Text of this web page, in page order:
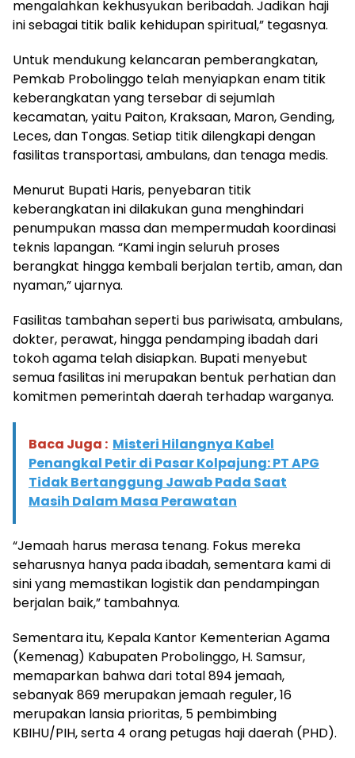
mengalahkan kekhusyukan beribadah. Jadikan haji
ini sebagai titik balik kehidupan spiritual,” tegasnya.
Untuk mendukung kelancaran pemberangkatan,
Pemkab Probolinggo telah menyiapkan enam titik
keberangkatan yang tersebar di sejumlah
kecamatan, yaitu Paiton, Kraksaan, Maron, Gending,
Leces, dan Tongas. Setiap titik dilengkapi dengan
fasilitas transportasi, ambulans, dan tenaga medis.
Menurut Bupati Haris, penyebaran titik
keberangkatan ini dilakukan guna menghindari
penumpukan massa dan mempermudah koordinasi
teknis lapangan. “Kami ingin seluruh proses
berangkat hingga kembali berjalan tertib, aman, dan
nyaman,” ujarnya.
Fasilitas tambahan seperti bus pariwisata, ambulans,
dokter, perawat, hingga pendamping ibadah dari
tokoh agama telah disiapkan. Bupati menyebut
semua fasilitas ini merupakan bentuk perhatian dan
komitmen pemerintah daerah terhadap warganya.
Baca Juga : Misteri Hilangnya Kabel
Penangkal Petir di Pasar Kolpajung: PT APG
Tidak Bertanggung Jawab Pada Saat
Masih Dalam Masa Perawatan
“Jemaah harus merasa tenang. Fokus mereka
seharusnya hanya pada ibadah, sementara kami di
sini yang memastikan logistik dan pendampingan
berjalan baik,” tambahnya.
Sementara itu, Kepala Kantor Kementerian Agama
(Kemenag) Kabupaten Probolinggo, H. Samsur,
memaparkan bahwa dari total 894 jemaah,
sebanyak 869 merupakan jemaah reguler, 16
merupakan lansia prioritas, 5 pembimbing
KBIHU/PIH, serta 4 orang petugas haji daerah (PHD).